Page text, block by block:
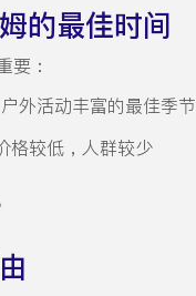
的最佳时间
要：
外活动丰富的最佳季节
格较低，人群较少